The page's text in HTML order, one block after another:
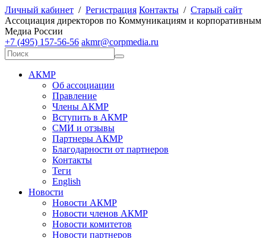
Личный кабинет / Регистрация Контакты / Старый сайт
Ассоциация директоров по Коммуникациям и корпоративным
Медиа России
+7 (495) 157-56-56 akmr@corpmedia.ru
АКМР
Об ассоциации
Правление
Члены АКМР
Вступить в АКМР
СМИ и отзывы
Партнеры АКМР
Благодарности от партнеров
Контакты
Теги
English
Новости
Новости АКМР
Новости членов АКМР
Новости комитетов
Новости партнеров